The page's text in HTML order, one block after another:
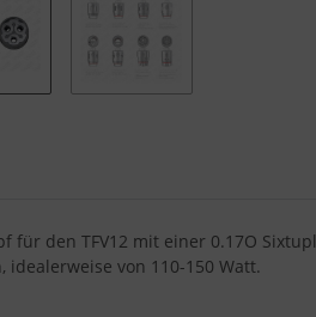
für den TFV12 mit einer 0.17O
idealerweise von 110-150 Watt.